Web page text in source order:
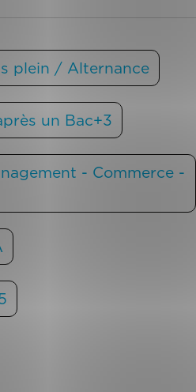
plein / Alternance
un Bac+3
- Commerce -